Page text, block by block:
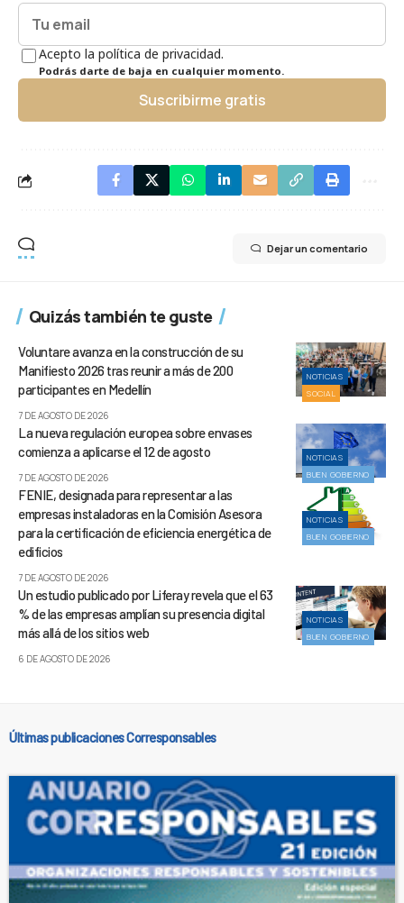
Acepto la política de privacidad.
Podrás darte de baja en cualquier momento.
Suscribirme gratis
Dejar un comentario
Quizás también te guste
NOTICIAS
SOCIAL
Voluntare avanza en la construcción de su
Manifiesto 2026 tras reunir a más de 200
participantes en Medellín
7 DE AGOSTO DE 2026
NOTICIAS
BUEN GOBIERNO
La nueva regulación europea sobre envases
comienza a aplicarse el 12 de agosto
7 DE AGOSTO DE 2026
NOTICIAS
BUEN GOBIERNO
FENIE, designada para representar a las
empresas instaladoras en la Comisión Asesora
para la certificación de eficiencia energética de
edificios
7 DE AGOSTO DE 2026
NOTICIAS
BUEN GOBIERNO
Un estudio publicado por Liferay revela que el 63
% de las empresas amplían su presencia digital
más allá de los sitios web
6 DE AGOSTO DE 2026
Últimas publicaciones Corresponsables